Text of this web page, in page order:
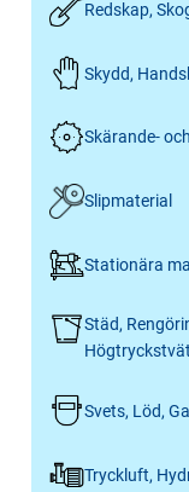
Redskap,
Skydd,
Skärande-
Slipmaterial
Stationära
Städ,
Svets, Löd,
Tryckluft,